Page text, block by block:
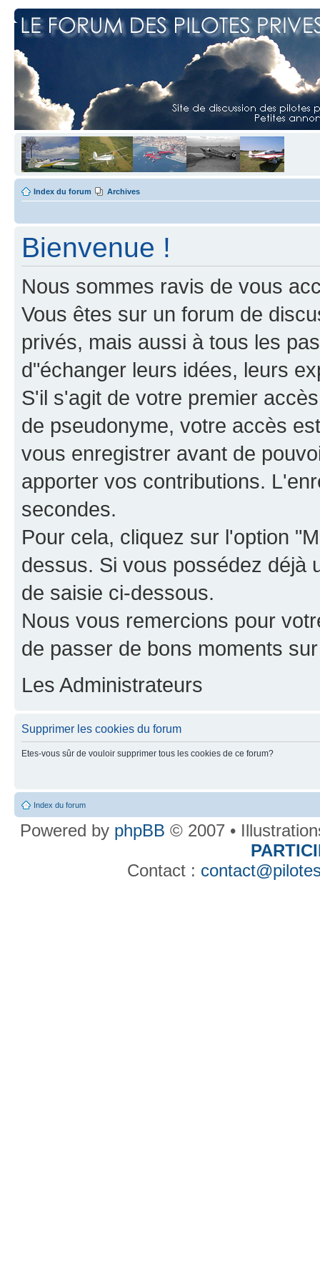
Index du forum Archives
Bienvenue !
Nous sommes ravis de vous
Vous êtes sur un forum de
privés, mais aussi à tous les
d"échanger leurs idées, leurs
S'il s'agit de votre premier
de pseudonyme, votre accès
vous enregistrer avant de
apporter vos contributions.
secondes.
Pour cela, cliquez sur l'option
dessus. Si vous possédez déjà
de saisie ci-dessous.
Nous vous remercions pour
de passer de bons moments
Les Administrateurs
Supprimer les cookies du forum
Etes-vous sûr de vouloir supprimer tous les cookies de ce forum?
Index du forum
Powered by phpBB © 2007 •
Contact :